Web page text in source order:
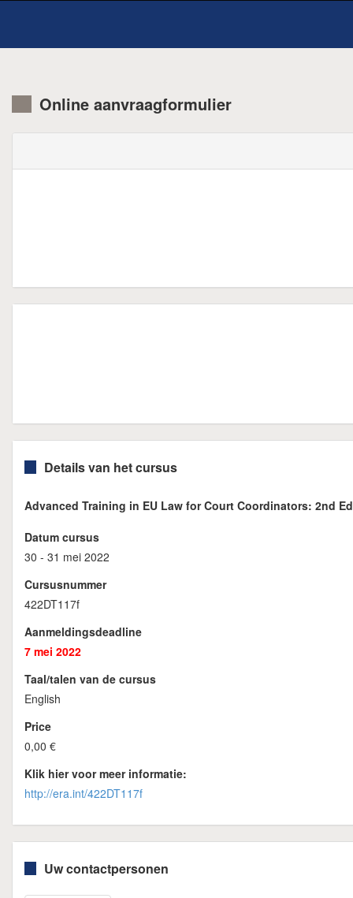
Online aanvraagformulier
Details van het cursus
Advanced Training in EU Law for Court Coordinators: 2nd
Datum cursus
30 - 31 mei 2022
Cursusnummer
422DT117f
Aanmeldingsdeadline
7 mei 2022
Taal/talen van de cursus
English
Price
0,00 €
Klik hier voor meer informatie:
http://era.int/422DT117f
Uw contactpersonen